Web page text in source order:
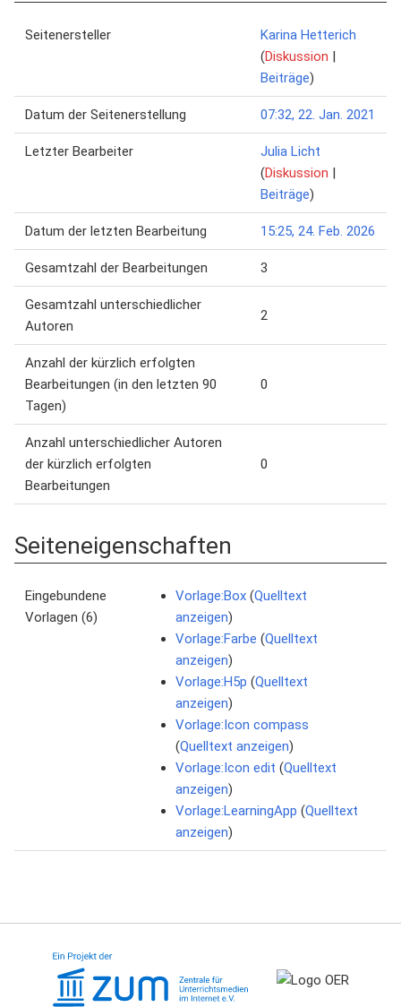
Seitenersteller
Karina Hetterich
(Diskussion |
Beiträge)
Datum der Seitenerstellung 07:32, 22. Jan. 2021
Letzter Bearbeiter
Julia Licht
(Diskussion |
Beiträge)
Datum der letzten Bearbeitung 15:25, 24. Feb. 2026
Gesamtzahl der Bearbeitungen 3
Gesamtzahl unterschiedlicher
Autoren
2
Anzahl der kürzlich erfolgten
Bearbeitungen (in den letzten 90
Tagen)
0
Anzahl unterschiedlicher Autoren
der kürzlich erfolgten
Bearbeitungen
0
Seiteneigenschaften
Eingebundene
Vorlagen (6)
Vorlage:Box (Quelltext
anzeigen)
Vorlage:Farbe (Quelltext
anzeigen)
Vorlage:H5p (Quelltext
anzeigen)
Vorlage:Icon compass
(Quelltext anzeigen)
Vorlage:Icon edit (Quelltext
anzeigen)
Vorlage:LearningApp (Quelltext
anzeigen)